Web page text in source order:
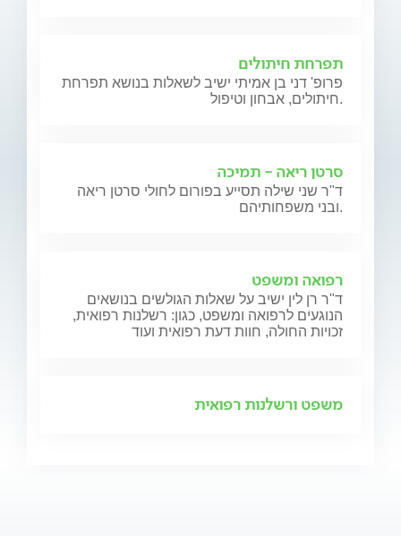
תפרחת חיתולים
פרופ' דני בן אמיתי ישיב לשאלות בנושא תפרחת
חיתולים, אבחון וטיפול.
סרטן ריאה - תמיכה
ד"ר שני שילה תסייע בפורום לחולי סרטן ריאה
ובני משפחותיהם.
רפואה ומשפט
ד"ר רן לין ישיב על שאלות הגולשים בנושאים
הנוגעים לרפואה ומשפט, כגון: רשלנות רפואית,
זכויות החולה, חוות דעת רפואית ועוד
משפט ורשלנות רפואית